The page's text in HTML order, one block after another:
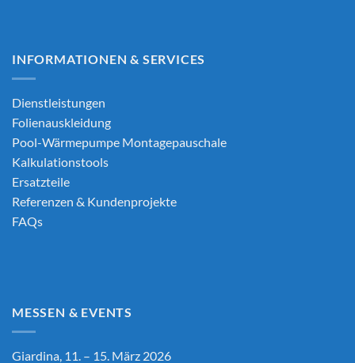
INFORMATIONEN & SERVICES
Dienstleistungen
Folienauskleidung
Pool-Wärmepumpe Montagepauschale
Kalkulationstools
Ersatzteile
Referenzen & Kundenprojekte
FAQs
MESSEN & EVENTS
Giardina, 11. – 15. März 2026